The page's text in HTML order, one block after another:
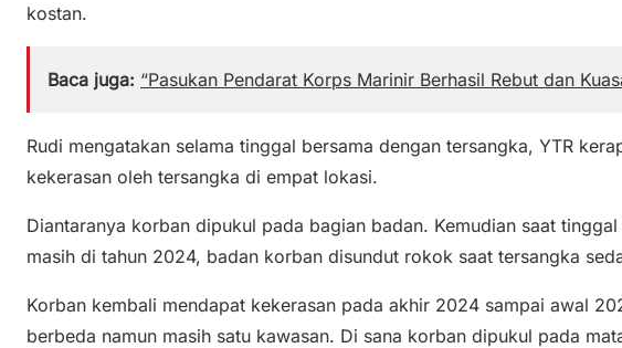
kostan.
Baca juga: “Pasukan Pendarat Korps Marinir Berhasil Rebut dan
Rudi mengatakan selama tinggal bersama dengan tersangka, YTR
kekerasan oleh tersangka di empat lokasi.
Diantaranya korban dipukul pada bagian badan. Kemudian saat
masih di tahun 2024, badan korban disundut rokok saat tersangka
Korban kembali mendapat kekerasan pada akhir 2024 sampai awal
berbeda namun masih satu kawasan. Di sana korban dipukul pada